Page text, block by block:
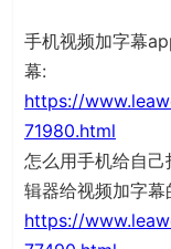
手机视频加字幕
幕:
https://
71980.html
怎么用手机给自
辑器给视频加字幕
https://